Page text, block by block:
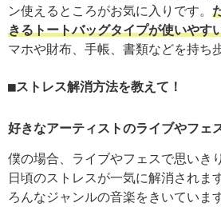
ン使えるところがお気に入りです。
きるトートバッグタイプが使いやす
マホや財布、手帳、書類などを持ち
ストレス解消方法を教えて！
好きなアーティストのライブやフェ
僕の場合、ライブやフェスで思いき
日頃のストレスが一気に解消されま
ろんなジャンルの音楽をきいていま